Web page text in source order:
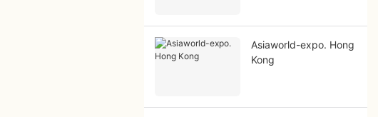
Asiaworld-expo. Hong
Kong